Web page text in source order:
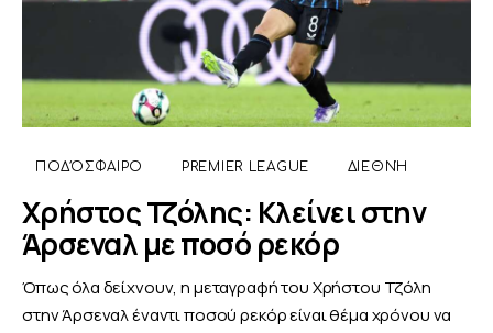
ΠΟΔΌΣΦΑΙΡΟ PREMIER LEAGUE ΔΙΕΘΝΉ
Χρήστος Τζόλης: Κλείνει στην
Άρσεναλ με ποσό ρεκόρ
Όπως όλα δείχνουν, η μεταγραφή του Χρήστου Τζόλη
στην Άρσεναλ έναντι ποσού ρεκόρ είναι θέμα χρόνου να